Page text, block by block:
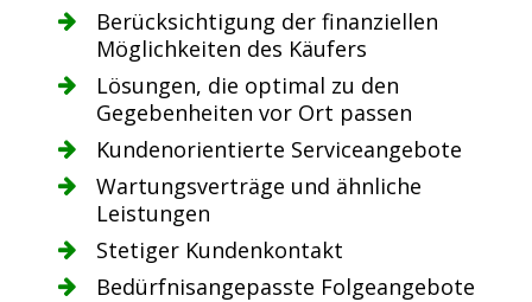
Berücksichtigung der finanziellen
Möglichkeiten des Käufers
Lösungen, die optimal zu den
Gegebenheiten vor Ort passen
Kundenorientierte Serviceangebote
Wartungsverträge und ähnliche
Leistungen
Stetiger Kundenkontakt
Bedürfnisangepasste Folgeangebote